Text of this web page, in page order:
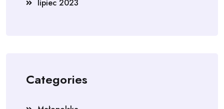
lipiec 2023
Categories